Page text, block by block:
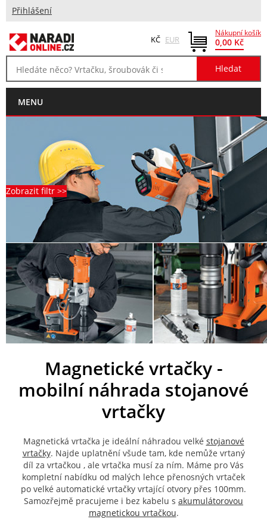
Přihlášení
Nákupní košík
0,00 Kč
KČ EUR
MENU
Magnetické vrtačky -
mobilní náhrada stojanové
vrtačky
Magnetická vrtačka je ideální náhradou velké stojanové
vrtačky. Najde uplatnění všude tam, kde nemůže vrtaný
díl za vrtačkou , ale vrtačka musí za ním. Máme pro Vás
kompletní nabídku od malých lehce přenosných vrtaček
po velké automatické vrtačky vrtající otvory přes 100mm.
Samozřejmě pracujeme i bez kabelu s akumulátorovou
magnetickou vrtačkou.
Zobrazit filtr >>